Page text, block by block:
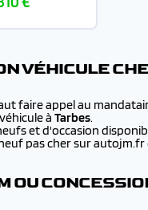
VÉHICULE
faire appel au
à Tarbes.
et d'occasion
pas cher sur autojm.fr
OU